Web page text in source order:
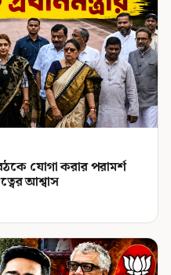
যোগা করার পরামর্শ
আশ্বাস